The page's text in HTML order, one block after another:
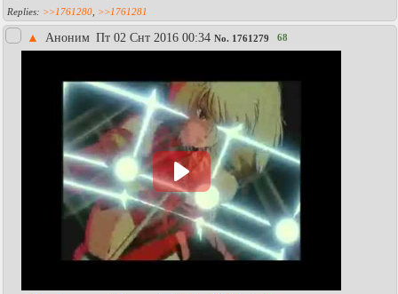
>>1761280 >>1761281
▲ Аноним Пт 02 Снт 2016 00:34 No. 1761279 68